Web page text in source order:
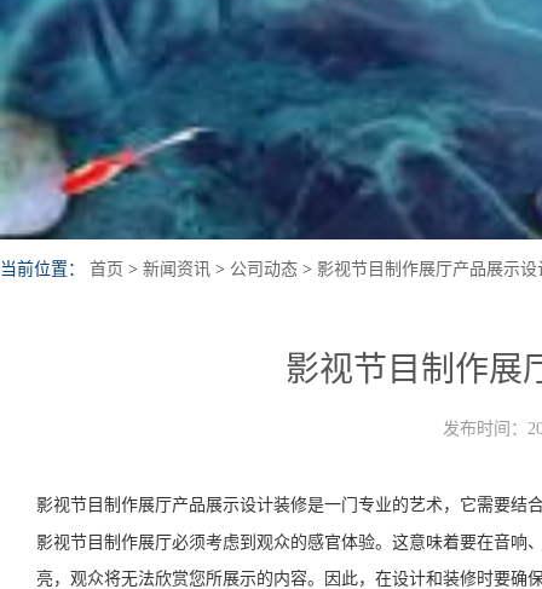
当前位置： 首页 > 新闻资讯 > 公司动态 > 影视节目制作展厅产品展示设
影视节目制作展
发布时间：
影视节目制作展厅产品展示设计装修是一门专业的艺术，它需要结
影视节目制作展厅必须考虑到观众的感官体验。这意味着要在音
亮，观众将无法欣赏您所展示的内容。因此，在设计和装修时要